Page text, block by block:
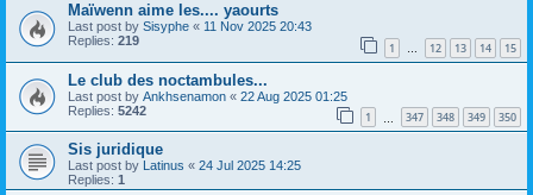
Maïwenn aime les.... yaourts
Last post by Sisyphe « 11 Nov 2025 20:43
Replies: 219 1 … 12 13 14 15
Le club des noctambules...
Last post by Ankhsenamon « 22 Aug 2025 01:25
Replies: 5242 1 347 348 349 350
Sis juridique
Last post by Latinus « 24 Jul 2025 14:25
Replies: 1